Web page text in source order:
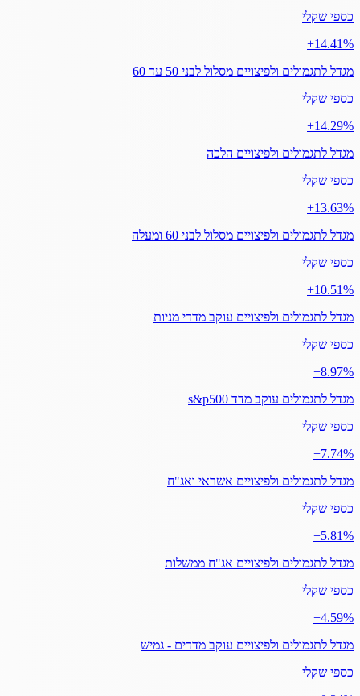
כספי שקלי
‎+14.41%
מגדל לתגמולים ולפיצויים מסלול לבני 50 עד 60
כספי שקלי
‎+14.29%
מגדל לתגמולים ולפיצויים הלכה
כספי שקלי
‎+13.63%
מגדל לתגמולים ולפיצויים מסלול לבני 60 ומעלה
כספי שקלי
‎+10.51%
מגדל לתגמולים ולפיצויים עוקב מדדי מניות
כספי שקלי
‎+8.97%
מגדל לתגמולים עוקב מדד s&p500
כספי שקלי
‎+7.74%
מגדל לתגמולים ולפיצויים אשראי ואג"ח
כספי שקלי
‎+5.81%
מגדל לתגמולים ולפיצויים אג"ח ממשלות
כספי שקלי
‎+4.59%
מגדל לתגמולים ולפיצויים עוקב מדדים - גמיש
כספי שקלי